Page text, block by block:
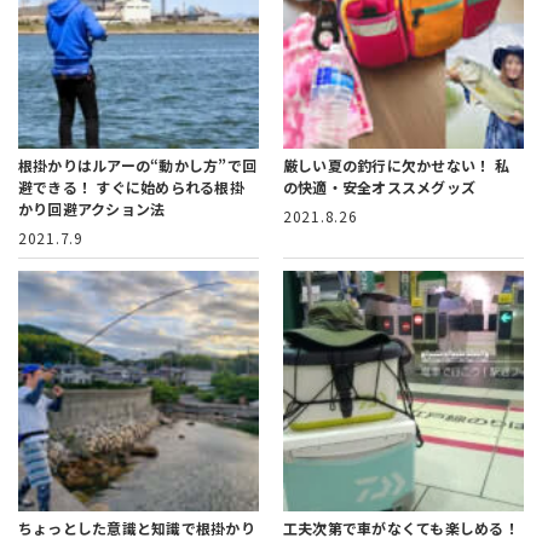
根掛かりはルアーの“動かし方”で回
避できる！ すぐに始められる根掛
かり回避アクション法
2021.7.9
厳しい夏の釣行に欠かせない！ 私
の快適・安全オススメグッズ
2021.8.26
ちょっとした意識と知識で根掛かり 工夫次第で車がなくても楽しめる！